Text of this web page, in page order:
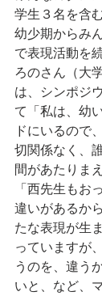
学生３名を含
幼少期からみ
で表現活動を
ろのさん（大
は、シンポジ
て「私は、幼
ドにいるので
切関係なく、
間があたりま
「西先生もお
違いがあるか
たな表現が生
っていますが
うのを、違う
いと、など、